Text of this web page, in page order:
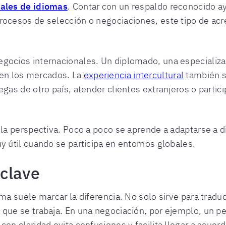
de idiomas. Contar con un respaldo reconocido
de selección o negociaciones, este tipo de
internacionales. Un diplomado, una
los mercados. La experiencia interculturaltambién
de otro país, atender clientes extranjeros o
perspectiva. Poco a poco se aprende a adaptarse a
útil cuando se participa en entornos globales.
suele marcar la diferencia. No solo sirve para
se trabaja. En una negociación, por ejemplo, un